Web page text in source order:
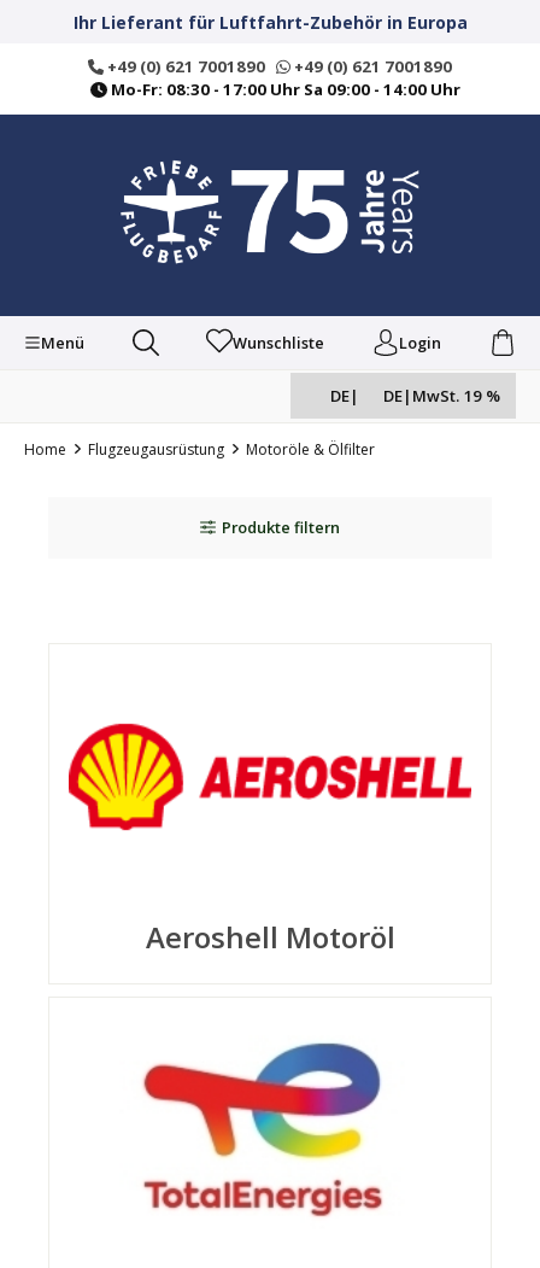
springenIhr Lieferant für Luftfahrt-Zubehör in Europa
+49 (0) 621 7001890
+49 (0) 621 7001890
Mo-Fr: 08:30 - 17:00 Uhr Sa 09:00 - 14:00 Uhr
Menü Wunschliste Login
DE| DE| MwSt. 19 %
Home Flugzeugausrüstung Motoröle & Ölfilter
Produkte filtern
Aeroshell Motoröl